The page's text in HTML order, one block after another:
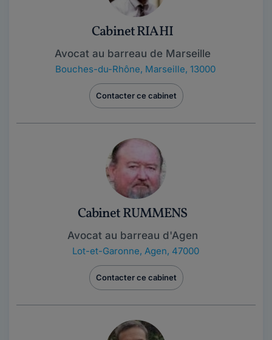
Cabinet RIAHI
Avocat au barreau de Marseille
Bouches-du-Rhône, Marseille, 13000
Contacter ce cabinet
Cabinet RUMMENS
Avocat au barreau d'Agen
Lot-et-Garonne, Agen, 47000
Contacter ce cabinet